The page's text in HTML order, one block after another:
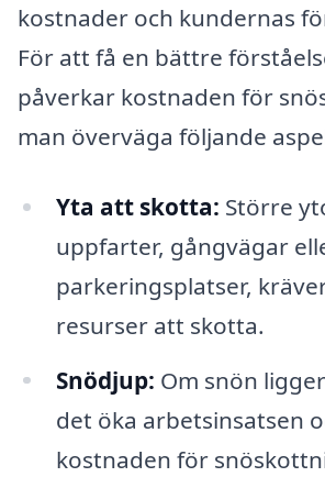
kostnader och kundernas
För att få en bättre
påverkar kostnaden för
man överväga följande
Yta att skotta: Större
uppfarter, gångvägar
parkeringsplatser,
resurser att skotta.
Snödjup: Om snön
det öka arbetsinsatsen
kostnaden för